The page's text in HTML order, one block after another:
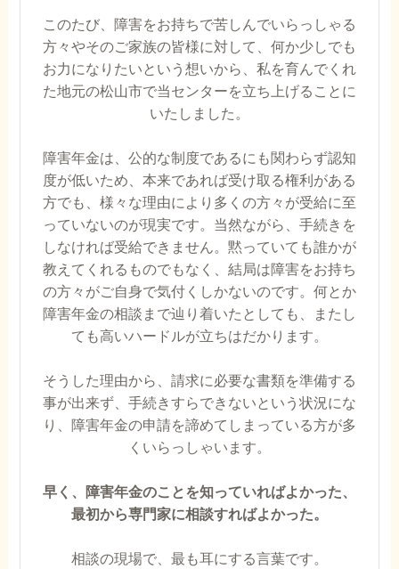
このたび、障害をお持ちで苦しんでいらっしゃる
方々やそのご家族の皆様に対して、何か少しでも
お力になりたいという想いから、私を育んでくれ
た地元の松山市で当センターを立ち上げることに
いたしました。
障害年金は、公的な制度であるにも関わらず認知
度が低いため、本来であれば受け取る権利がある
方でも、様々な理由により多くの方々が受給に至
っていないのが現実です。当然ながら、手続きを
しなければ受給できません。黙っていても誰かが
教えてくれるものでもなく、結局は障害をお持ち
の方々がご自身で気付くしかないのです。何とか
障害年金の相談まで辿り着いたとしても、またし
ても高いハードルが立ちはだかります。
そうした理由から、請求に必要な書類を準備する
事が出来ず、手続きすらできないという状況にな
り、障害年金の申請を諦めてしまっている方が多
くいらっしゃいます。
早く、障害年金のことを知っていればよかった、
最初から専門家に相談すればよかった。
相談の現場で、最も耳にする言葉です。